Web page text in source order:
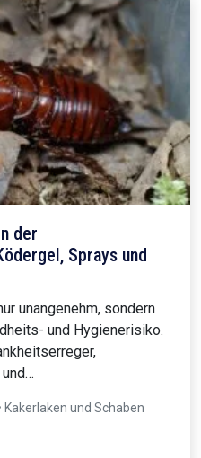
der
Sprays und
unangenehm, sondern
und Hygienerisiko.
Kakerlaken und Schaben